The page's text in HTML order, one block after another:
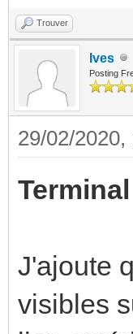
Trouver
Ives
Posting
29/02/2020,
J'ajoute
visibles